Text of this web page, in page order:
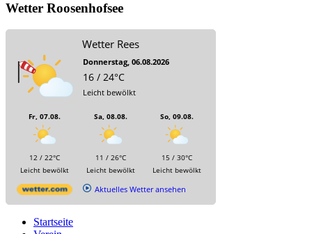
Wetter Roosenhofsee
Wetter Rees
Donnerstag, 06.08.2026
16 / 24°C
Leicht bewölkt
Fr, 07.08.
12 / 22°C
Leicht bewölkt
Sa, 08.08.
11 / 26°C
Leicht bewölkt
So, 09.08.
15 / 30°C
Leicht bewölkt
Aktuelles Wetter ansehen
Startseite